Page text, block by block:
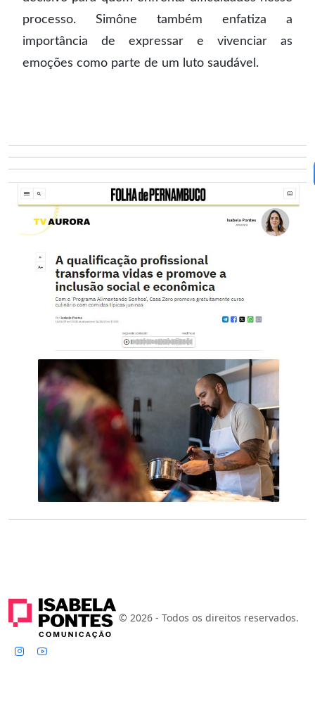
processo. Simône também enfatiza a
importância de expressar e vivenciar as
emoções como parte de um luto saudável.
© 2026 - Todos os direitos reservados.